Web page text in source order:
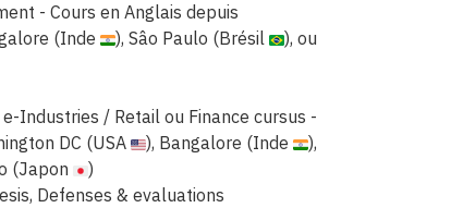
- Cours en Anglais depuis
(Inde ), Sâo Paulo (Brésil
), ou
Industries / Retail ou Finance cursus -
DC (USA
), Bangalore (Inde
),
(Japon
)
Defenses & evaluations